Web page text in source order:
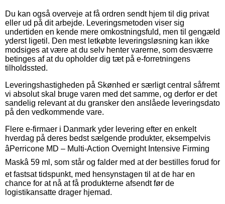
Du kan også overveje at få ordren sendt hjem til dig privat
eller ud på dit arbejde. Leveringsmetoden viser sig
undertiden en kende mere omkostningsfuld, men til gengæld
yderst ligetil. Den mest letkøbte leveringsløsning kan ikke
modsiges at være at du selv henter varerne, som desværre
betinges af at du opholder dig tæt på e-forretningens
tilholdssted.
Leveringshastigheden på Skønhed er særligt central såfremt
vi absolut skal bruge varen med det samme, og derfor er det
sandelig relevant at du gransker den anslåede leveringsdato
på den vedkommende vare.
Flere e-firmaer i Danmark yder levering efter en enkelt
hverdag på deres bedst sælgende produkter, eksempelvis
âPerricone MD – Multi-Action Overnight Intensive Firming
Maskâ 59 ml, som står og falder med at der bestilles forud for
et fastsat tidspunkt, med hensynstagen til at de har en
chance for at nå at få produkterne afsendt før de
logistikansatte drager hjemad.